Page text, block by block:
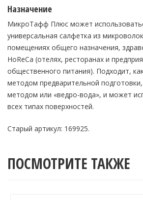
Назначение
МикроТафф Плюс может
универсальная салфетка из
помещениях общего назначения,
HoReCa (отелях, ресторанах и
общественного питания). Подходит,
методом предварительной
методом или «ведро-вода», и может
всех типах поверхностей.
Старый артикул: 169925.
ПОСМОТРИТЕ ТАКЖЕ